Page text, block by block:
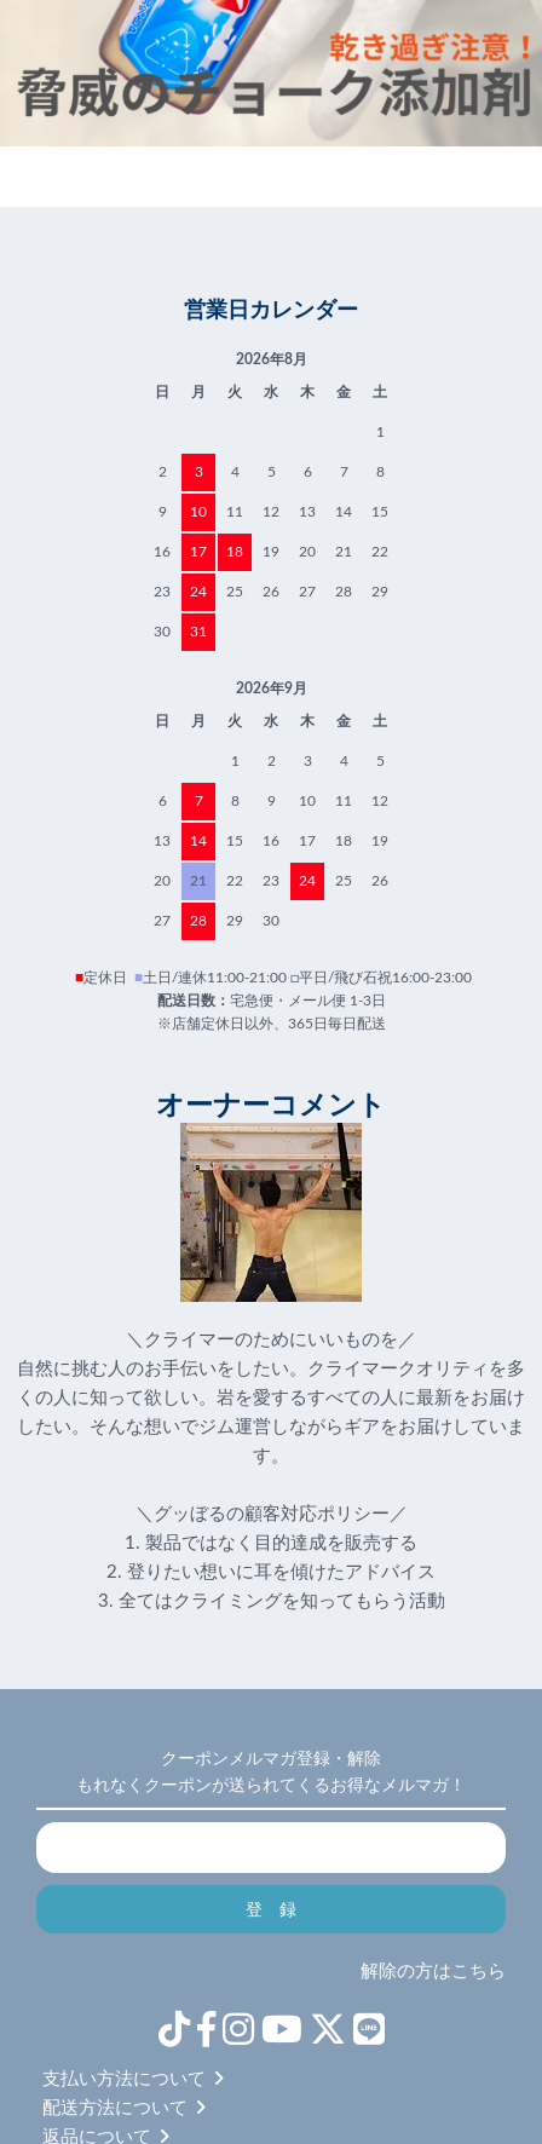
営業日カレンダー
2026年8月
日 月 火 水 木 金 土
1
2 3 4 5 6 7 8
9 10 11 12 13 14 15
16 17 18 19 20 21 22
23 24 25 26 27 28 29
30 31
2026年9月
日 月 火 水 木 金 土
1 2 3 4 5
6 7 8 9 10 11 12
13 14 15 16 17 18 19
20 21 22 23 24 25 26
27 28 29 30
■定休日 ■土日/連休11:00-21:00 □平日/飛び石祝16:00-23:00
配送日数： 宅急便・メール便 1-3日
※店舗定休日以外、365日毎日配送
オーナーコメント
＼クライマーのためにいいものを／
自然に挑む人のお手伝いをしたい。クライマークオリティを多
くの人に知って欲しい。岩を愛するすべての人に最新をお届け
したい。そんな想いでジム運営しながらギアをお届けしていま
す。
＼グッぼるの顧客対応ポリシー／
1. 製品ではなく目的達成を販売する
2. 登りたい想いに耳を傾けたアドバイス
3. 全てはクライミングを知ってもらう活動
クーポンメルマガ登録・解除
もれなくクーポンが送られてくるお得なメルマガ！
解除の方はこちら
支払い方法について
配送方法について
返品について